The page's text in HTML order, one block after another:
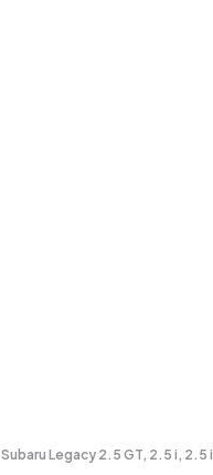
Subaru Legacy 2.5 GT, 2.5 i, 2.5